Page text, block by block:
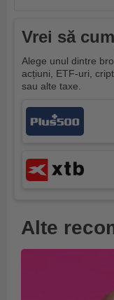
Vrei să
Alege unul dintre
acțiuni, ETF-uri,
sau alte taxe.
Alte